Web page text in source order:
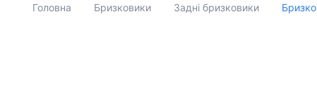
Головна Бризковики Задні бризковики